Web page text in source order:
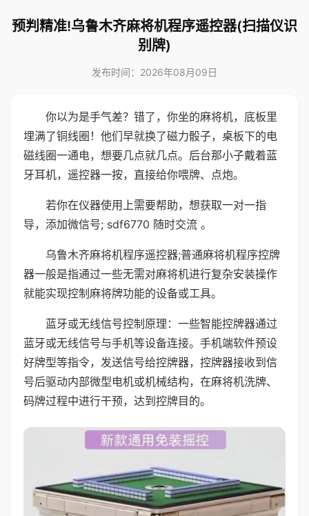
预判精准!乌鲁木齐麻将机程序遥控器(扫描仪识
别牌)
发布时间：2026年08月09日
你以为是手气差？错了，你坐的麻将机，底板里
埋满了铜线圈！他们早就换了磁力骰子，桌板下的电
磁线圈一通电，想要几点就几点。后台那小子戴着蓝
牙耳机，遥控器一按，直接给你喂牌、点炮。
若你在仪器使用上需要帮助，想获取一对一指
导，添加微信号; sdf6770 随时交流 。
乌鲁木齐麻将机程序遥控器;普通麻将机程序控牌
器一般是指通过一些无需对麻将机进行复杂安装操作
就能实现控制麻将牌功能的设备或工具。
蓝牙或无线信号控制原理：一些智能控牌器通过
蓝牙或无线信号与手机等设备连接。手机端软件预设
好牌型等指令，发送信号给控牌器，控牌器接收到信
号后驱动内部微型电机或机械结构，在麻将机洗牌、
码牌过程中进行干预，达到控牌目的。